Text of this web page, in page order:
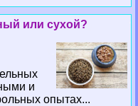
или сухой?
и
опытах...